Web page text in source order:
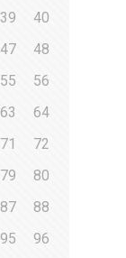
39
40
47
48
55
56
63
64
71
72
79
80
87
88
95
96